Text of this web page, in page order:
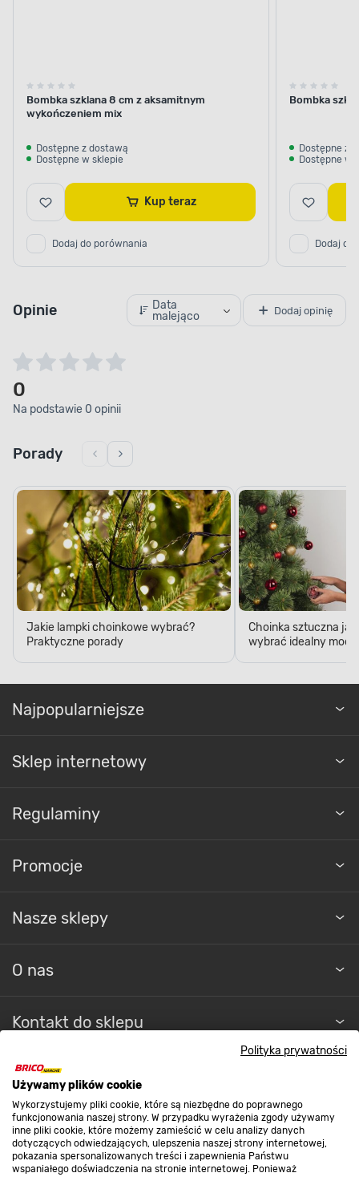
Polityka prywatności
Używamy plików cookie
Wykorzystujemy pliki cookie, które są niezbędne do poprawnego
funkcjonowania naszej strony. W przypadku wyrażenia zgody używamy
inne pliki cookie, które możemy zamieścić w celu analizy danych
dotyczących odwiedzających, ulepszenia naszej strony internetowej,
pokazania spersonalizowanych treści i zapewnienia Państwu
wspaniałego doświadczenia na stronie internetowej. Ponieważ
Bombka szklana 8 cm z aksamitnym
wykończeniem mix
Dostępne z dostawą
Dostępne w sklepie
Kup teraz
Dodaj do porównania
Bombka
Dostępne z
Dostępne w
Dodaj do
Opinie
Data
malejąco
Dodaj opinię
0
Na podstawie 0 opinii
Porady
Jakie lampki choinkowe wybrać?
Praktyczne porady
Choinka sztuczna
wybrać idealny
Najpopularniejsze
Sklep internetowy
Regulaminy
Promocje
Nasze sklepy
O nas
Kontakt do sklepu
Strefa biznesu
Dołącz do nas